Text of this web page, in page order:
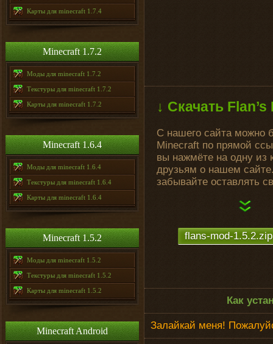
Карты для minecraft 1.7.4
Minecraft 1.7.2
Моды для minecraft 1.7.2
Текстуры для minecraft 1.7.2
Карты для minecraft 1.7.2
Minecraft 1.6.4
Моды для minecraft 1.6.4
Текстуры для minecraft 1.6.4
Карты для minecraft 1.6.4
Minecraft 1.5.2
Моды для minecraft 1.5.2
Текстуры для minecraft 1.5.2
Карты для minecraft 1.5.2
Minecraft Android
↓ Скачать
С нашего сайта можно
Minecraft по прямой
вы нажмёте на одну из
друзьям о нашем
забывайте оставлять
flans-mod-1.5.2.zip
Как
Залайкай меня!